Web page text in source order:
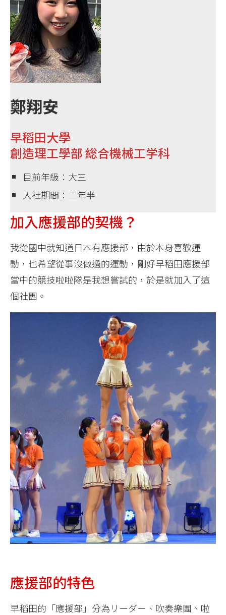
鄭翔安
早稻田大學
創造理工學部 総合機械工学科
目前年級：大三
入社期間：二年半
加入應援部的契機？
我從國中就知道日本有應援部，由於本身喜歡運
動，也希望從事沒做過的運動，剛好早稻田應援部
當中的競技啦啦隊是我想嘗試的，於是就加入了這
個社團。
應援部的特色
早稻田的「應援部」分為リーダー、吹奏樂團、啦